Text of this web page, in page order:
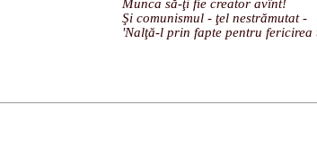
Munca să-ţi fie creator avînt!
Şi comunismul - ţel nestrămutat -
'Nalţă-l prin fapte pentru fericirea